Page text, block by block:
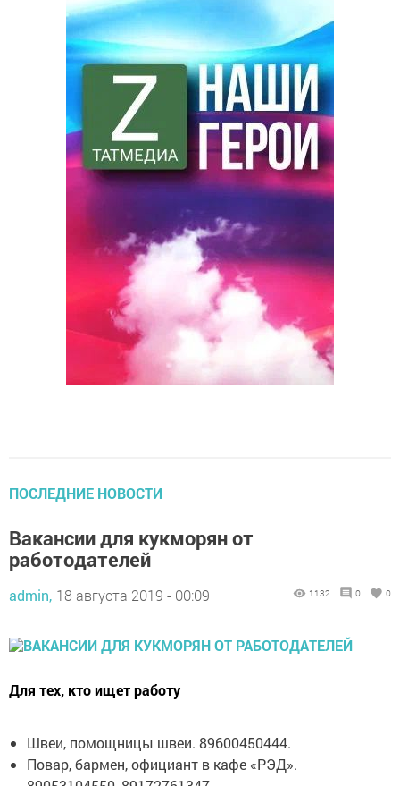
ПОСЛЕДНИЕ НОВОСТИ
Вакансии для кукморян от
работодателей
admin, 18 августа 2019 - 00:09 1132 0 0
Для тех, кто ищет работу
Швеи, помощницы швеи. 89600450444.
Повар, бармен, официант в кафе «РЭД».